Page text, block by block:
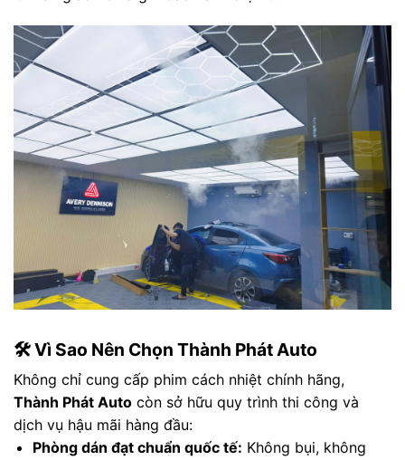
🛠️ Vì Sao Nên Chọn Thành Phát Auto
Không chỉ cung cấp phim cách nhiệt chính hãng,
Thành Phát Auto còn sở hữu quy trình thi công và
dịch vụ hậu mãi hàng đầu:
Phòng dán đạt chuẩn quốc tế: Không bụi, không